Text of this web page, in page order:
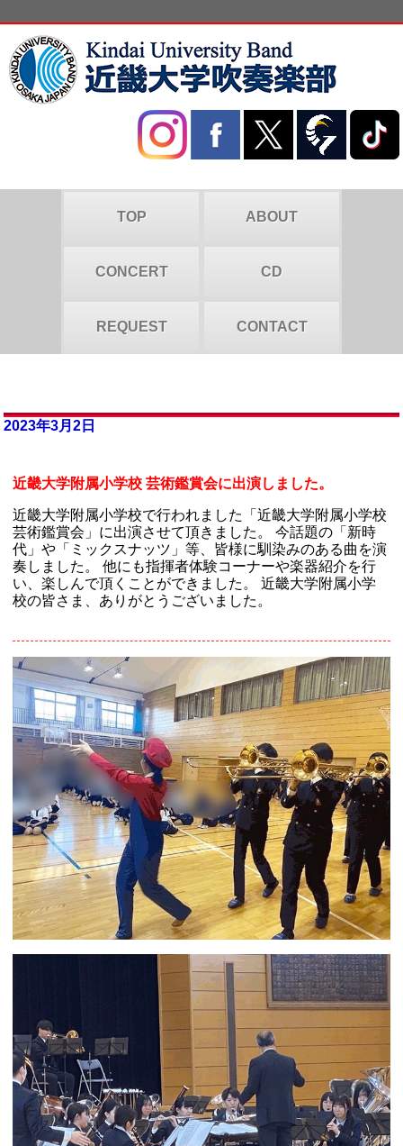
TOP ABOUT
CONCERT CD
REQUEST CONTACT
2023年3月2日
近畿大学附属小学校 芸術鑑賞会に出演しました。
近畿大学附属小学校で行われました「近畿大学附属小学校
芸術鑑賞会」に出演させて頂きました。 今話題の「新時
代」や「ミックスナッツ」等、皆様に馴染みのある曲を演
奏しました。 他にも指揮者体験コーナーや楽器紹介を行
い、楽しんで頂くことができました。 近畿大学附属小学
校の皆さま、ありがとうございました。